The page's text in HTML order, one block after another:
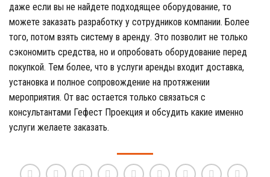
даже если вы не найдете подходящее оборудование, то
можете заказать разработку у сотрудников компании. Более
того, потом взять систему в аренду. Это позволит не только
сэкономить средства, но и опробовать оборудование перед
покупкой. Тем более, что в услуги аренды входит доставка,
установка и полное сопровождение на протяжении
мероприятия. От вас остается только связаться с
консультантами Гефест Проекция и обсудить какие именно
услуги желаете заказать.